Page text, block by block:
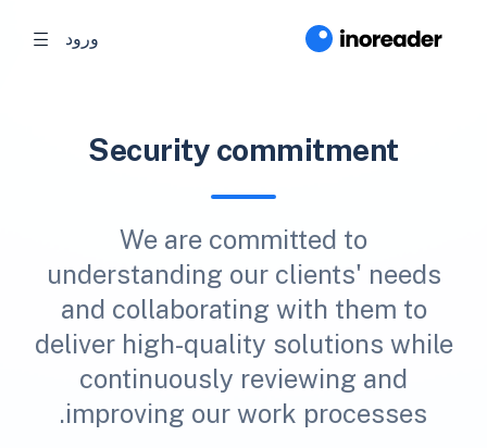
ورود
Security commitment
We are committed to
understanding our clients' needs
and collaborating with them to
deliver high-quality solutions while
continuously reviewing and
improving our work processes.